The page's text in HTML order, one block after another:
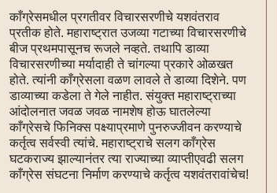
काँग्रेसमधील प्रगतीवर विचारसरणीचे यशवंतराव
प्रतीक होते. महाराष्ट्रात उजव्या गटाच्या विचारसरणीचे
बीज प्रथमपासूनच रूजले नव्हते. तथापि डाव्या
विचारसरणीच्या मर्यादाही ते चांगल्या प्रकारे ओळखत
होते. त्यांनी काँग्रेसला वळण लावले ते डाव्या दिशेने. पण
डाव्याच्या कडेला ते गेले नाहीत. संयुक्त महाराष्ट्राच्या
आंदोलनात जवळ जवळ नामशेष होऊ घातलेल्या
काँग्रेसचे फिनिक्स पक्ष्याप्रमाणे पुनरुज्जीवन करण्याचे
कर्तृत्व सर्वस्वी त्यांचे. महाराष्ट्राचे सलग काँग्रेस
घटकराज्य झाल्यानंतर त्या राज्याच्या व्याप्तीएवढी सलग
काँग्रेस संघटना निर्माण करण्याचे कर्तृत्व यशवंतरावांचेच!